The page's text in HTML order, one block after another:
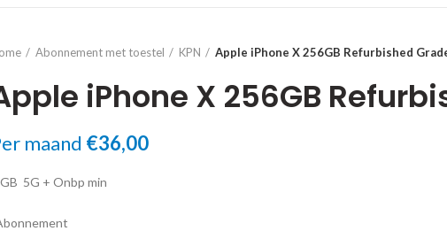
Abonnement met toestel KPN Apple iPhone X 256GB Refurbished
iPhone X 256GB
maand €36,00
5G + Onbp min